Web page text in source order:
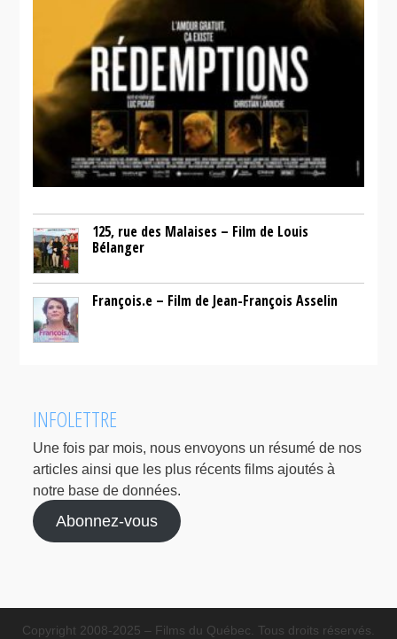
125, rue des Malaises – Film de Louis
Bélanger
François.e – Film de Jean-François Asselin
INFOLETTRE
Une fois par mois, nous envoyons un résumé de nos
articles ainsi que les plus récents films ajoutés à
notre base de données.
Abonnez-vous
Copyright 2008-2025 – Films du Québec. Tous droits réservés.